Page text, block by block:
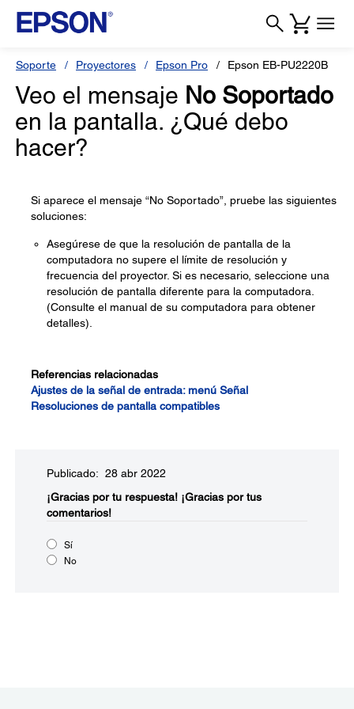
Soporte Proyectores Epson Pro Epson EB-PU2220B
Veo el mensaje No Soportado
en la pantalla. ¿Qué debo
hacer?
Si aparece el mensaje “No Soportado”, pruebe las siguientes
soluciones:
Asegúrese de que la resolución de pantalla de la
computadora no supere el límite de resolución y
frecuencia del proyector. Si es necesario, seleccione una
resolución de pantalla diferente para la computadora.
(Consulte el manual de su computadora para obtener
detalles).
Referencias relacionadas
Ajustes de la señal de entrada: menú Señal
Resoluciones de pantalla compatibles
Publicado: 28 abr 2022
¡Gracias por tu respuesta! ¡Gracias por tus
comentarios!
Sí
No